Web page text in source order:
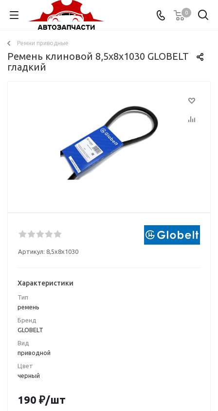
0
Ремни приводные
Ремень клиновой 8,5x8x1030 GLOBELT
гладкий
Артикул: 8,5x8x1030
Характеристики
Тип
ремень
Бренд
GLOBELT
Вид
приводной
Цвет
черный
190 ₽/шт